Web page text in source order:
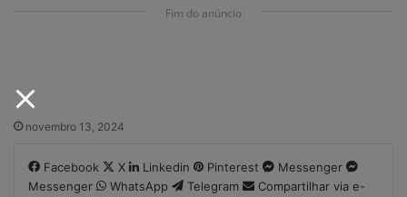
Fim do anúncio
novembro 13, 2024
Facebook X Linkedin Pinterest
Messenger
Messenger
WhatsApp Telegram
Compartilhar via e-